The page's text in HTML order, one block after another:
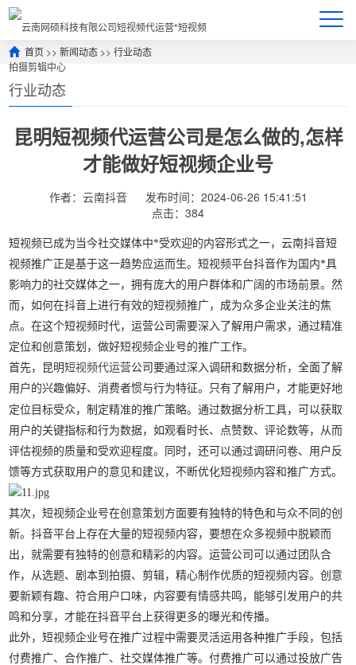
首页 >>新闻动态 >>行业动态
行业动态
昆明短视频代运营公司是怎么做的,怎样
才能做好短视频企业号
作者：云南抖音
发布时间：2024-06-26 15:41:51
点击：384
短视频已成为当今社交媒体中*受欢迎的内容形式之一，云南抖音短
视频推广正是基于这一趋势应运而生。短视频平台抖音作为国内*具
影响力的社交媒体之一，拥有庞大的用户群体和广阔的市场前景。然
而，如何在抖音上进行有效的短视频推广，成为众多企业关注的焦
点。在这个短视频时代，运营公司需要深入了解用户需求，通过精准
定位和创意策划，做好短视频企业号的推广工作。
首先，昆明短视频代运营公司要通过深入调研和数据分析，全面了解
用户的兴趣偏好、消费者惯与行为特征。只有了解用户，才能更好地
定位目标受众，制定精准的推广策略。通过数据分析工具，可以获取
用户的关键指标和行为数据，如观看时长、点赞数、评论数等，从而
评估视频的质量和受欢迎程度。同时，还可以通过调研问卷、用户反
馈等方式获取用户的意见和建议，不断优化短视频内容和推广方式。
其次，短视频企业号在创意策划方面要有独特的特色和与众不同的创
新。抖音平台上存在大量的短视频内容，要想在众多视频中脱颖而
出，就需要有独特的创意和精彩的内容。运营公司可以通过团队合
作，从选题、剧本到拍摄、剪辑，精心制作优质的短视频内容。创意
要新颖有趣、符合用户口味，内容要有情感共鸣，能够引发用户的共
鸣和分享，才能在抖音平台上获得更多的曝光和传播。
此外，短视频企业号在推广过程中需要灵活运用各种推广手段，包括
付费推广、合作推广、社交媒体推广等。付费推广可以通过投放广告